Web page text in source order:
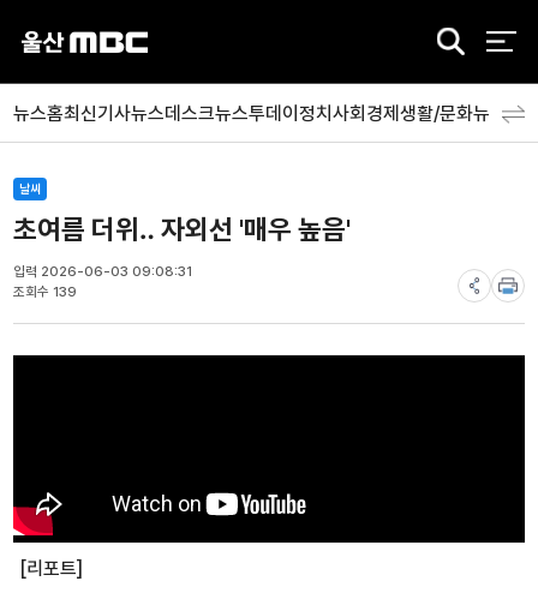
검
뉴스홈최신기사뉴스데스크뉴스투데이정치사회경제생활/문화뉴스특
날씨
초여름 더위‥ 자외선 '매우 높음'
입력 2026-06-03 09:08:31
조회수 139
[리포트]